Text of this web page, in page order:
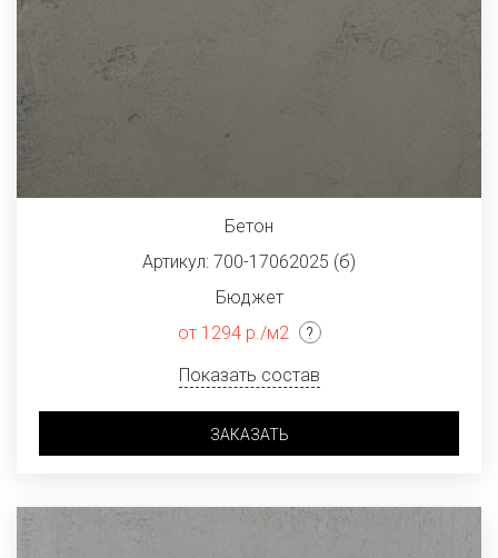
Бетон
Артикул: 700-17062025 (б)
Бюджет
от 1294 р./м2
Показать состав
ЗАКАЗАТЬ